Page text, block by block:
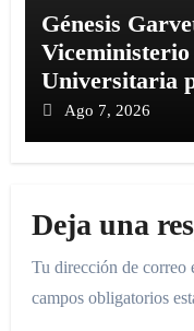
Génesis
Universitaria
Estudiantil
Ago 7, 2026
Deja una
Tu dirección de correo
campos obligatorios